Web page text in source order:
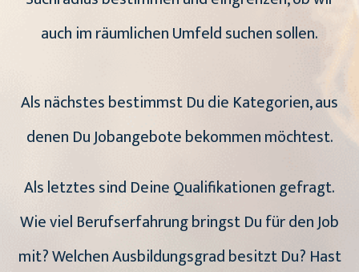
auch im räumlichen Umfeld suchen sollen.
Als nächstes bestimmst Du die Kategorien, aus
denen Du Jobangebote bekommen möchtest.
Als letztes sind Deine Qualifikationen gefragt.
Wie viel Berufserfahrung bringst Du für den Job
mit? Welchen Ausbildungsgrad besitzt Du? Hast